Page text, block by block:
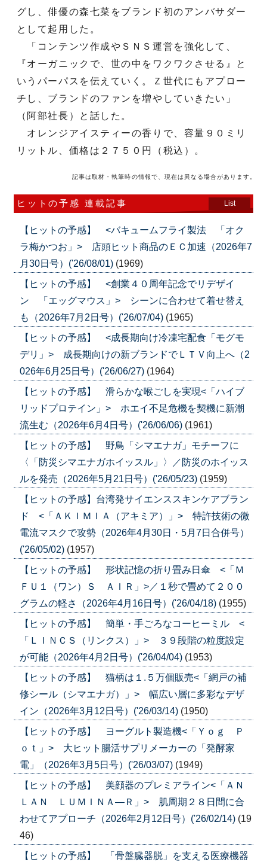
グし、俳優の森七菜をブランド初のアンバサダー
として起用した。
「コンテンツ作成やＳＮＳ運営を強化して、
『オーガニックで、世の中をワクワクさせる』と
いうパーパスを伝えていく。Ｚ世代にもアプロー
チし、ブランドのファンを増やしていきたい」
（阿部社長）と話した。
オレンジアイスティーの香りで、容量９０ミリ
リットル、価格は２７５０円（税込）。
記事は取材・執筆時の情報で、現在は異なる場合があります。
ヒットの予感 連載記事 List
【ヒットの予感】 <バキュームフライ製法 「オク
ラ梅かつお」> 店頭ヒット商品のＥＣ加速（2026年7
月30日号）('26/08/01) (1969)
【ヒットの予感】 <創業４０周年記念でリデザイ
ン 「エッグマウス」> シーンに合わせて着せ替え
も（2026年7月2日号）('26/07/04) (1965)
【ヒットの予感】 <成長期向け冷凍宅配食「モグモ
デリ」> 成長期向けの新ブランドでＬＴＶ向上へ（2
026年6月25日号）('26/06/27) (1964)
【ヒットの予感】 滑らかな喉ごしを実現<「ハイブ
リッドプロテイン」> ホエイ不足危機を契機に新潮
流生む（2026年6月4日号）('26/06/06) (1961)
【ヒットの予感】 野鳥「シマエナガ」モチーフに
〈「防災シマエナガホイッスル」〉／防災のホイッス
ルを発売（2026年5月21日号）('26/05/23) (1959)
【ヒットの予感】台湾発サイエンススキンケアブラン
ド <「ＡＫＩＭＩＡ（アキミア）」> 特許技術の微
電流マスクで攻勢（2026年4月30日・5月7日合併号）
('26/05/02) (1957)
【ヒットの予感】 形状記憶の折り畳み日傘 <「Ｍ
ＦＵ１（ワン）Ｓ ＡＩＲ」>／１秒で畳めて２００
グラムの軽さ（2026年4月16日号）('26/04/18) (1955)
【ヒットの予感】 簡単・手ごろなコーヒーミル <
「ＬＩＮＣＳ（リンクス）」> ３９段階の粒度設定
が可能（2026年4月2日号）('26/04/04) (1953)
【ヒットの予感】 猫柄は１.５万個販売<「網戸の補
修シール（シマエナガ）」> 幅広い層に多彩なデザ
イン（2026年3月12日号）('26/03/14) (1950)
【ヒットの予感】 ヨーグルト製造機<「Ｙｏｇ Ｐ
ｏｔ」> 大ヒット腸活サプリメーカーの「発酵家
電」（2026年3月5日号）('26/03/07) (1949)
【ヒットの予感】 美顔器のプレミアライン<「ＡＮ
ＬＡＮ ＬＵＭＩＮＡ―Ｒ」> 肌周期２８日間に合
わせてアプローチ（2026年2月12日号）('26/02/14) (19
46)
【ヒットの予感】 「骨盤臓器脱」を支える医療機器